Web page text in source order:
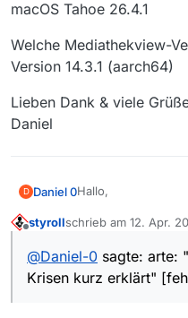
macOS Tahoe 26.4.1
Welche Mediathekview-
Version 14.3.1 (aarch64)
Lieben Dank & viele
Daniel
D Daniel 0Hallo,
in MediathekView
Zu welchem
arte
styrollschrieb am 12. Apr.
zuletzt editiert von
@Daniel-0 sagte: arte:
Krisen kurz erklärt"